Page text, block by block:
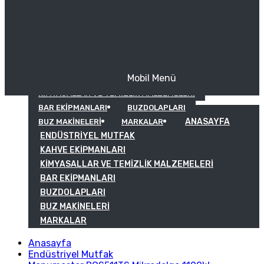
KIMYASALLAR VE TEMIZLIK MALZEMELERI
BAR EKIPMANLARI
BUZDOLAPLARI
BUZ MAKINELERI
MARKALAR
Mobil Menü
ANASAYFA
ENDÜSTRIYEL MUTFAK
KAHVE EKIPMANLARI
KIMYASALLAR VE TEMIZLIK MALZEMELERI
BAR EKIPMANLARI
BUZDOLAPLARI
BUZ MAKINELERI
MARKALAR
Anasayfa
Endüstriyel Mutfak